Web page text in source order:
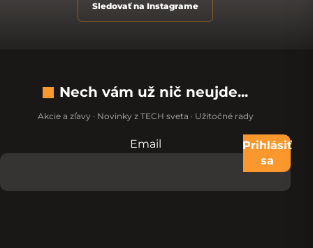
Sledovať na Instagrame
Nech vám už nič neujde...
Akcie a zľavy · Novinky z TECH sveta · Užitočné rady
Nevypĺňajte toto pole:
Email
Prihlásiť
sa